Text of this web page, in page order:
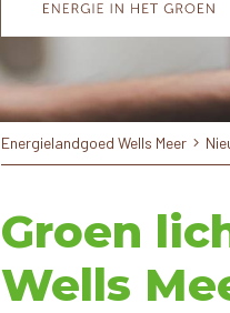
Energielandgoed Wells Meer
Groen
Wells